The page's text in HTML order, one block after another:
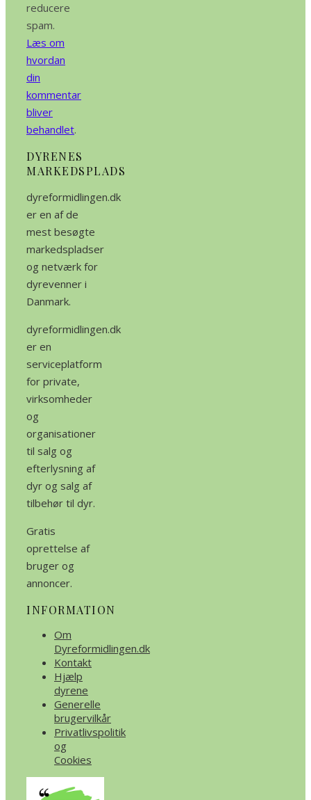
reducere
spam.
Læs om
hvordan
din
kommentar
bliver
behandlet.
DYRENES
MARKEDSPLADS
dyreformidlingen.dk
er en af de
mest besøgte
markedspladser
og netværk for
dyrevenner i
Danmark.
dyreformidlingen.dk
er en
serviceplatform
for private,
virksomheder
og
organisationer
til salg og
efterlysning af
dyr og salg af
tilbehør til dyr.
Gratis
oprettelse af
bruger og
annoncer.
INFORMATION
Om
Dyreformidlingen.dk
Kontakt
Hjælp
dyrene
Generelle
brugervilkår
Privatlivspolitik
og
Cookies